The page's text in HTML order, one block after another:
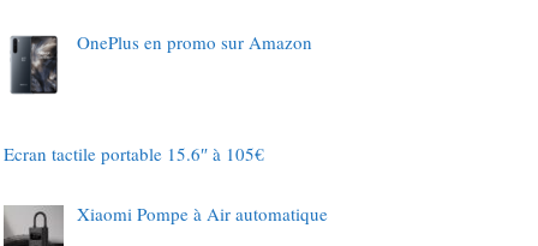
OnePlus en promo sur Amazon
Ecran tactile portable 15.6″ à 105€
Xiaomi Pompe à Air automatique